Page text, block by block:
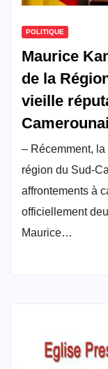
POLITIQUE
Maurice
de la
vieille
– Récemment,
région du Sud-
affrontements à
officiellement
Maurice…